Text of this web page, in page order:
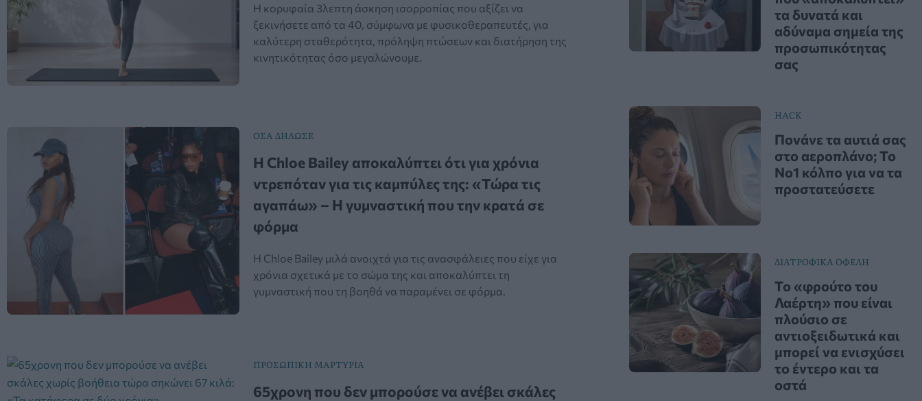
Η κορυφαία 3λεπτη άσκηση ισορροπίας που αξίζει να
ξεκινήσετε από τα 40, σύμφωνα με φυσικοθεραπευτές, για
καλύτερη σταθερότητα, πρόληψη πτώσεων και διατήρηση της
κινητικότητας όσο μεγαλώνουμε.
ΟΣΑ ΔΗΛΩΣΕ
Η Chloe Bailey αποκαλύπτει ότι για χρόνια
ντρεπόταν για τις καμπύλες της: «Τώρα τις
αγαπάω» – Η γυμναστική που την κρατά σε
φόρμα
Η Chloe Bailey μιλά ανοιχτά για τις ανασφάλειες που είχε για
χρόνια σχετικά με το σώμα της και αποκαλύπτει τη
γυμναστική που τη βοηθά να παραμένει σε φόρμα.
ΠΡΟΣΩΠΙΚΗ ΜΑΡΤΥΡΙΑ
65χρονη που δεν μπορούσε να ανέβει σκάλες
τα δυνατά και
αδύναμα σημεία της
προσωπικότητας
σας
HACK
Πονάνε τα αυτιά σας
στο αεροπλάνο; Το
Νο1 κόλπο για να τα
προστατεύσετε
ΔΙΑΤΡΟΦΙΚΑ ΟΦΕΛΗ
Το «φρούτο του
Λαέρτη» που είναι
πλούσιο σε
αντιοξειδωτικά και
μπορεί να ενισχύσει
το έντερο και τα
οστά